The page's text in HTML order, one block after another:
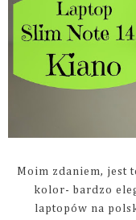
Moim zdaniem, jest
kolor- bardzo
laptopów na